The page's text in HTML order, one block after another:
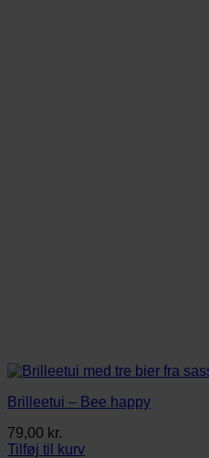
Brilleetui – Bee happy
79,00 kr.
Tilføj til kurv